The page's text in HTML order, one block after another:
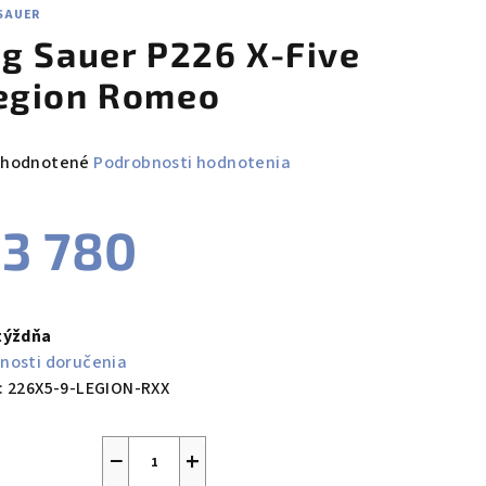
Sauer P226 X-Five
Romeo
Podrobnosti hodnotenia
780
doručenia
226X5-9-LEGION-RXX
+
−